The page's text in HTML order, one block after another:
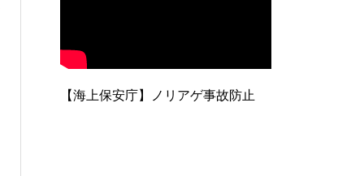
【海上保安庁】ノリアゲ事故防止